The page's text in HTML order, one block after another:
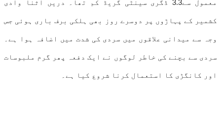
معمول سے3.3 ڈگری سینٹی گریڈ کم تھا۔ دریں اثنا وادی
کشمیر کے پہاڑوں پر دوسرے روز بھی ہلکی برف باری ہوئی جس
وجہ سے میدانی علاقوں میں سردی کی شدت میں اضافہ ہوا ہے۔
سردی سے بچنے کی خاطر لوگوں نے ایک دفعہ پھر گرم ملبوسات
اور کانگڑی کا استعمال کرنا شروع کیا ہے۔